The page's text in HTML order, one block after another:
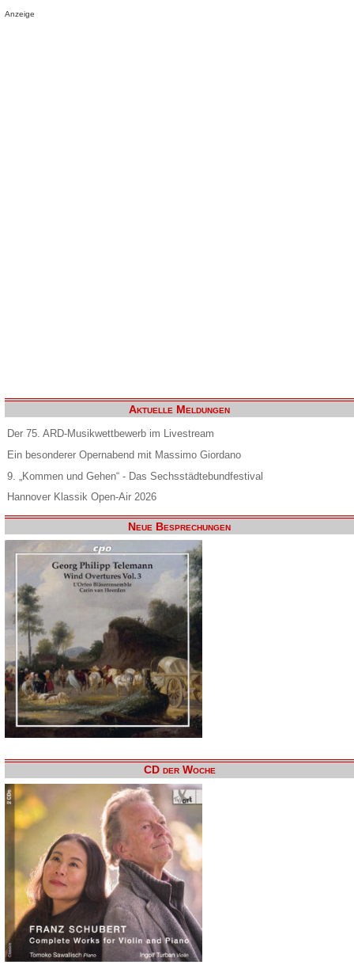
Anzeige
Aktuelle Meldungen
Der 75. ARD-Musikwettbewerb im Livestream
Ein besonderer Opernabend mit Massimo Giordano
9. „Kommen und Gehen“ - Das Sechsstädtebundfestival
Hannover Klassik Open-Air 2026
Neue Besprechungen
CD der Woche